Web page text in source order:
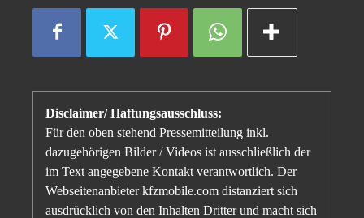
Disclaimer/ Haftungsausschluss:
Für den oben stehend Pressemitteilung inkl.
dazugehörigen Bilder / Videos ist ausschließlich der
im Text angegebene Kontakt verantwortlich. Der
Webseitenanbieter kfzmobile.com distanziert sich
ausdrücklich von den Inhalten Dritter und macht sich